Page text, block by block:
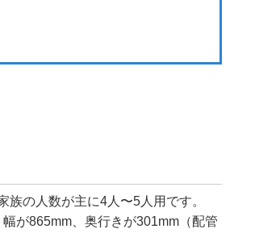
の人数が主に4人〜5人用です。
が865mm、奥行きが301mm（配管